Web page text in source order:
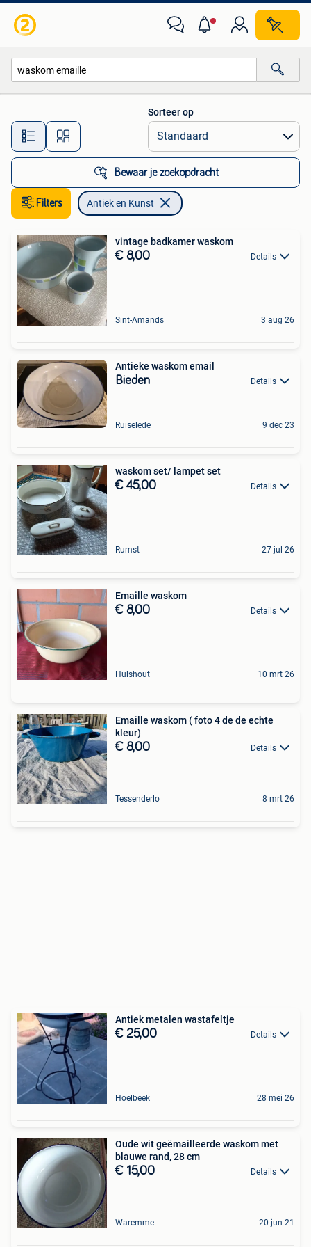
Alle afstanden…
Sorteer op
Bewaar je zoekopdracht
Filters Antiek en Kunst
vintage badkamer waskom
€ 8,00 Details
Sint-Amands 3 aug 26
Antieke waskom email
Bieden Details
Ruiselede 9 dec 23
waskom set/ lampet set
€ 45,00 Details
Rumst 27 jul 26
Emaille waskom
€ 8,00 Details
Hulshout 10 mrt 26
Emaille waskom ( foto 4 de de echte
kleur)
€ 8,00 Details
Tessenderlo 8 mrt 26
Antiek metalen wastafeltje
€ 25,00 Details
Hoelbeek 28 mei 26
Oude wit geëmailleerde waskom met
blauwe rand, 28 cm
€ 15,00 Details
Waremme 20 jun 21